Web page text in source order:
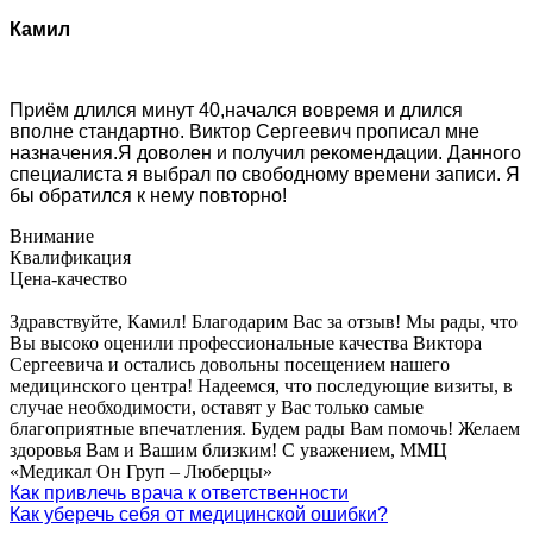
Камил
Приём длился минут 40,начался вовремя и длился
вполне стандартно. Виктор Сергеевич прописал мне
назначения.Я доволен и получил рекомендации. Данного
специалиста я выбрал по свободному времени записи. Я
бы обратился к нему повторно!
Внимание
Квалификация
Цена-качество
Здравствуйте, Камил! Благодарим Вас за отзыв! Мы рады, что
Вы высоко оценили профессиональные качества Виктора
Сергеевича и остались довольны посещением нашего
медицинского центра! Надеемся, что последующие визиты, в
случае необходимости, оставят у Вас только самые
благоприятные впечатления. Будем рады Вам помочь! Желаем
здоровья Вам и Вашим близким! С уважением, ММЦ
«Медикал Он Груп – Люберцы»
Как привлечь врача к ответственности
Как уберечь себя от медицинской ошибки?